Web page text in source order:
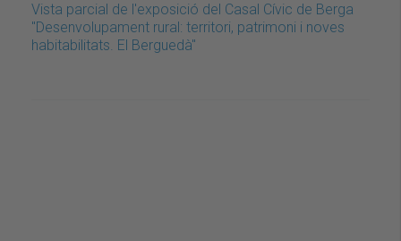
Vista parcial de l'exposició del Casal Cívic de Berga
"Desenvolupament rural: territori, patrimoni i noves
habitabilitats. El Berguedà"